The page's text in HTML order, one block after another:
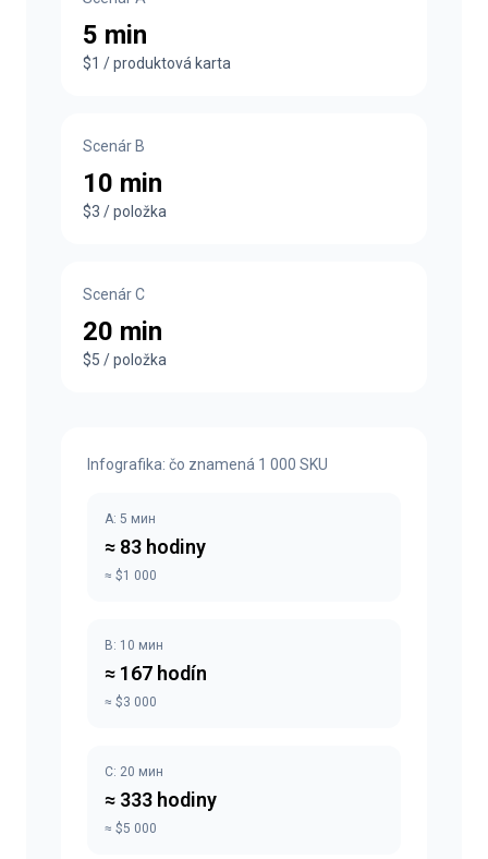
5 min
$1 / produktová karta
Scenár B
10 min
$3 / položka
Scenár C
20 min
$5 / položka
Infografika: čo znamená 1 000 SKU
A: 5 мин
≈ 83 hodiny
≈ $1 000
B: 10 мин
≈ 167 hodín
≈ $3 000
C: 20 мин
≈ 333 hodiny
≈ $5 000